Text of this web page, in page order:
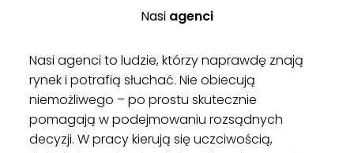
Nasi agenci
Nasi agenci to ludzie, którzy naprawdę znają
rynek i potrafią słuchać. Nie obiecują
niemożliwego – po prostu skutecznie
pomagają w podejmowaniu rozsądnych
decyzji. W pracy kierują się uczciwością,